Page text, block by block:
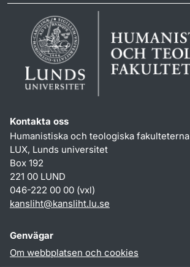
Kontakta oss
Humanistiska och teologiska fakulteterna
LUX, Lunds universitet
Box 192
221 00 LUND
046-222 00 00 (vxl)
kansliht@kansliht.lu.se
Genvägar
Om webbplatsen och cookies